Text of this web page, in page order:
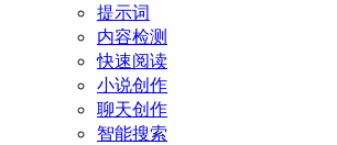
提示词
内容检测
快速阅读
小说创作
聊天创作
智能搜索